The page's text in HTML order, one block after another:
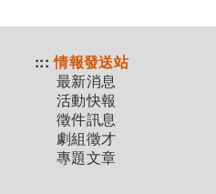
::: 情報發送站
最新消息
活動快報
徵件訊息
劇組徵才
專題文章